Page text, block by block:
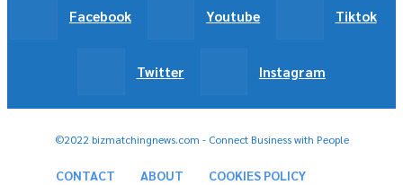
Facebook Youtube Tiktok
Twitter Instagram
©2022 bizmatchingnews.com - Connect Business with People
CONTACT ABOUT COOKIES POLICY